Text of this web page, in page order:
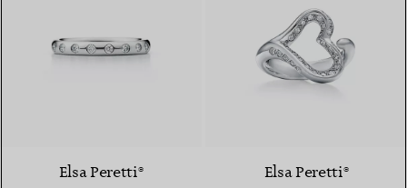
Elsa Peretti® Elsa Peretti®